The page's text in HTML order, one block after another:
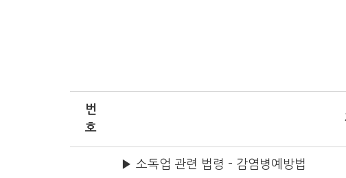
번
호
▶ 소독업 관련 법령 - 감염병예방법